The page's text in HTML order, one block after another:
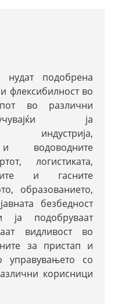
нудат подобрена
флексибилност во
во различни
ја
индустрија,
и водоводните
логистиката,
и гасните
образованието,
безбедност
ја подобруваат
видливост во
за пристап и
управувањето со
корисници